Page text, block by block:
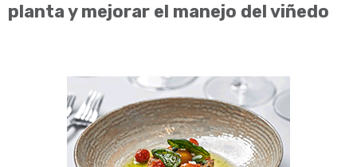
planta y mejorar el manejo del viñedo